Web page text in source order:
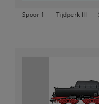
Spoor 1 Tijdperk III